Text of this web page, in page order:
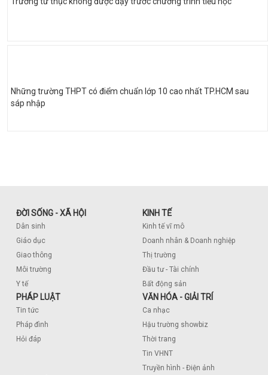
Những trường THPT có điểm chuẩn lớp 10 cao nhất TP.HCM sau
sáp nhập
ĐỜI SỐNG - XÃ HỘI
Dân sinh
Giáo dục
Giao thông
Môi trường
Y tế
KINH TẾ
Kinh tế vĩ mô
Doanh nhân & Doanh nghiệp
Thị trường
Đầu tư - Tài chính
Bất động sản
PHÁP LUẬT
Tin tức
Pháp đình
Hỏi đáp
VĂN HÓA - GIẢI TRÍ
Ca nhạc
Hậu trường showbiz
Thời trang
Tin VHNT
Truyền hình - Điện ảnh